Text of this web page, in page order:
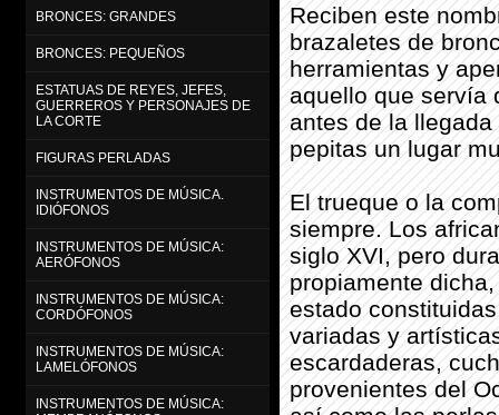
Reciben este
brazaletes de
herramientas y
aquello que servía
antes de la
pepitas un lugar
El trueque o la
siempre. Los
siglo XVI, pero
propiamente
estado
variadas y
escardaderas,
provenientes del
BRONCES: GRANDES
BRONCES: PEQUEÑOS
ESTATUAS DE REYES, JEFES,
GUERREROS Y PERSONAJES DE
LA CORTE
FIGURAS PERLADAS
INSTRUMENTOS DE MÚSICA.
IDIÓFONOS
INSTRUMENTOS DE MÚSICA:
AERÓFONOS
INSTRUMENTOS DE MÚSICA:
CORDÓFONOS
INSTRUMENTOS DE MÚSICA:
LAMELÓFONOS
INSTRUMENTOS DE MÚSICA: